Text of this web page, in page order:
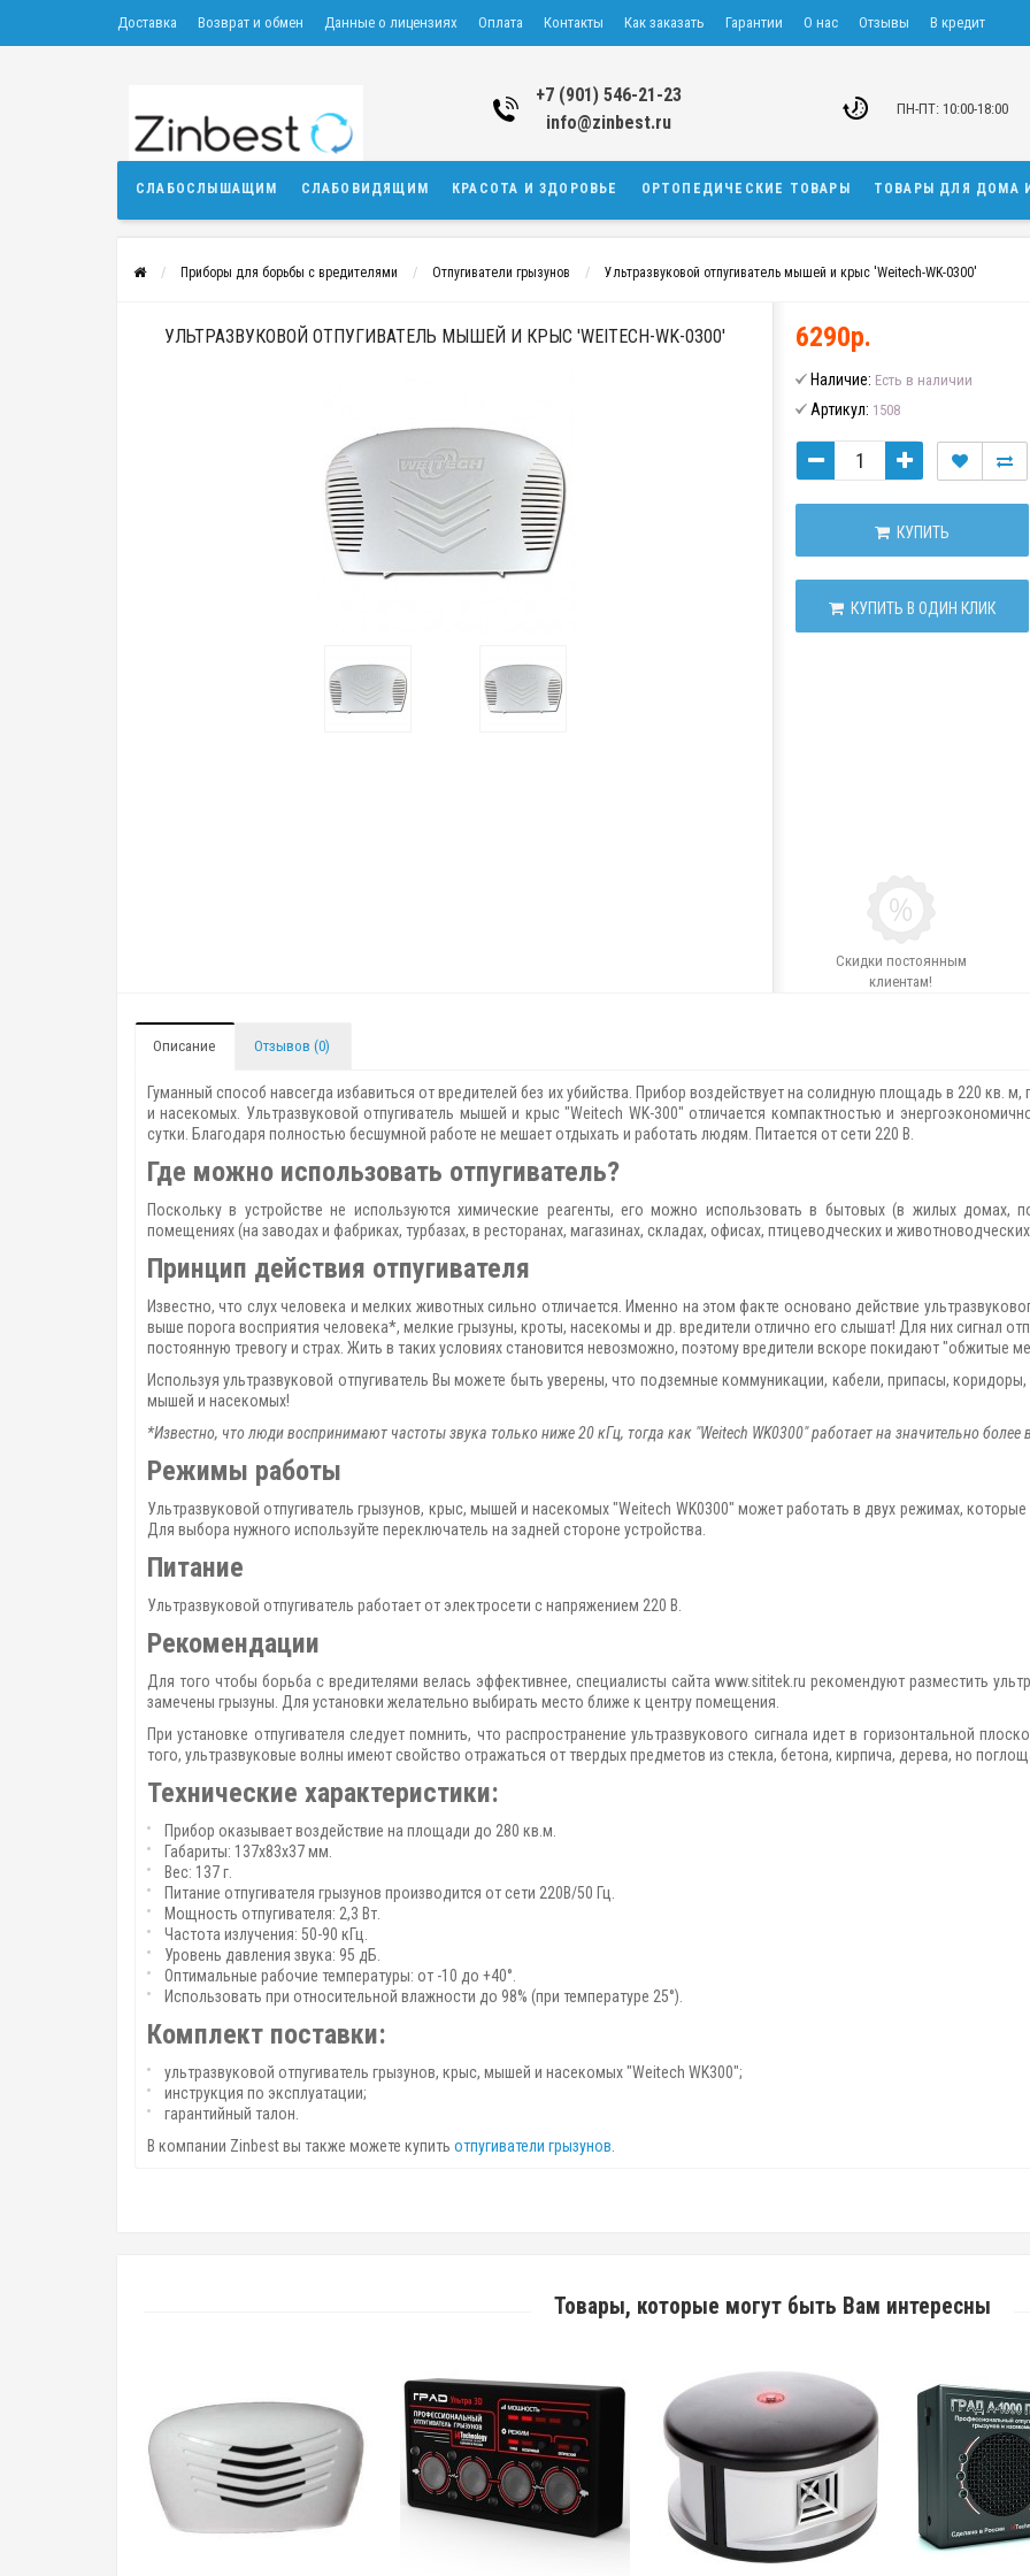
Доставка Возврат и обмен Данные о лицензиях Оплата Контакты Как заказать Гарантии О нас Отзывы В кредит
+7 (901) 546-21-23
info@zinbest.ru
ПН-ПТ: 10:00-18:00
СЛАБОСЛЫШАЩИМ СЛАБОВИДЯЩИМ КРАСОТА И ЗДОРОВЬЕ ОРТОПЕДИЧЕСКИЕ ТОВАРЫ ТОВАРЫ ДЛЯ ДОМА
Приборы для борьбы с вредителями Отпугиватели грызунов Ультразвуковой отпугиватель мышей и крыс 'Weitech-WK-0300'
УЛЬТРАЗВУКОВОЙ ОТПУГИВАТЕЛЬ МЫШЕЙ И КРЫС 'WEITECH-WK-0300' 6290р.
Наличие: Есть в наличии
Артикул: 1508
КУПИТЬ
КУПИТЬ В ОДИН КЛИК
Скидки постоянным
клиентам!
Описание Отзывов (0)
Гуманный способ навсегда избавиться от вредителей без их убийства. Прибор воздействует на солидную площадь в 220 кв.
и насекомых. Ультразвуковой отпугиватель мышей и крыс "Weitech WK-300" отличается компактностью и
сутки. Благодаря полностью бесшумной работе не мешает отдыхать и работать людям. Питается от сети 220 В.
Где можно использовать отпугиватель?
Поскольку в устройстве не используются химические реагенты, его можно использовать в бытовых (в жилых домах,
помещениях (на заводах и фабриках, турбазах, в ресторанах, магазинах, складах, офисах, птицеводческих и
Принцип действия отпугивателя
Известно, что слух человека и мелких животных сильно отличается. Именно на этом факте основано действие
выше порога восприятия человека*, мелкие грызуны, кроты, насекомы и др. вредители отлично его слышат! Для них сигнал
постоянную тревогу и страх. Жить в таких условиях становится невозможно, поэтому вредители вскоре покидают "обжитые
Используя ультразвуковой отпугиватель Вы можете быть уверены, что подземные коммуникации, кабели, припасы,
мышей и насекомых!
*Известно, что люди воспринимают частоты звука только ниже 20 кГц, тогда как "Weitech WK0300" работает на значительно
Режимы работы
Ультразвуковой отпугиватель грызунов, крыс, мышей и насекомых "Weitech WK0300" может работать в двух режимах, которые
Для выбора нужного используйте переключатель на задней стороне устройства.
Питание
Ультразвуковой отпугиватель работает от электросети с напряжением 220 В.
Рекомендации
Для того чтобы борьба с вредителями велась эффективнее, специалисты сайта www.sititek.ru рекомендуют разместить
замечены грызуны. Для установки желательно выбирать место ближе к центру помещения.
При установке отпугивателя следует помнить, что распространение ультразвукового сигнала идет в горизонтальной
того, ультразвуковые волны имеют свойство отражаться от твердых предметов из стекла, бетона, кирпича, дерева, но
Технические характеристики:
Прибор оказывает воздействие на площади до 280 кв.м.
Габариты: 137х83х37 мм.
Вес: 137 г.
Питание отпугивателя грызунов производится от сети 220В/50 Гц.
Мощность отпугивателя: 2,3 Вт.
Частота излучения: 50-90 кГц.
Уровень давления звука: 95 дБ.
Оптимальные рабочие температуры: от -10 до +40°.
Использовать при относительной влажности до 98% (при температуре 25°).
Комплект поставки:
ультразвуковой отпугиватель грызунов, крыс, мышей и насекомых "Weitech WK300";
инструкция по эксплуатации;
гарантийный талон.
В компании Zinbest вы также можете купить отпугиватели грызунов
Товары, которые могут быть Вам интересны